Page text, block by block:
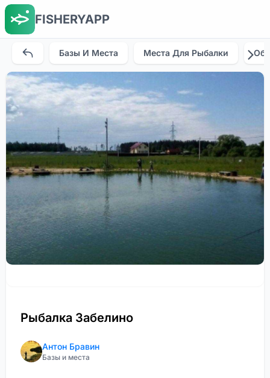
FISHERYAPP
Базы И Места Места Для Рыбалки
Рыбалка Забелино
Антон Бравин
Базы и места